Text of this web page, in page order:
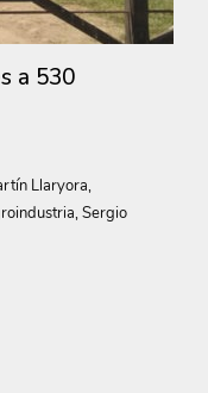
a 530
Llaryora,
Sergio